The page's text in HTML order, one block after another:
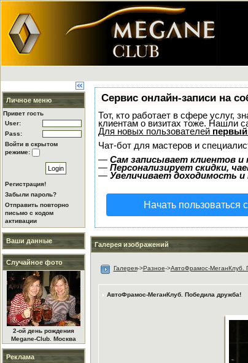
Личное меню
Привет гость
User:
Pass:
Войти в скрытом
режиме:
Регистрация!
Забыли пароль?
Отправить повторно
письмо с кодом
активации
Ваши данные
Случайное фото
2-ой день рождения
Megane-Club. Москва
Реклама
Сервис онлайн-записи на
Тот, кто работает в сфере услуг,
клиентам о визитах тоже. Нашли
Для новых пользователей первый
Чат-бот для мастеров и
— Сам записывает клиентов
— Персонализирует скидки,
— Увеличивает доходимость
Начать пользоваться
Галерея изображений
Галерея->Разное->АвтоФрамос-МеганКлуб.
АвтоФрамос-МеганКлуб. Победила дружба!